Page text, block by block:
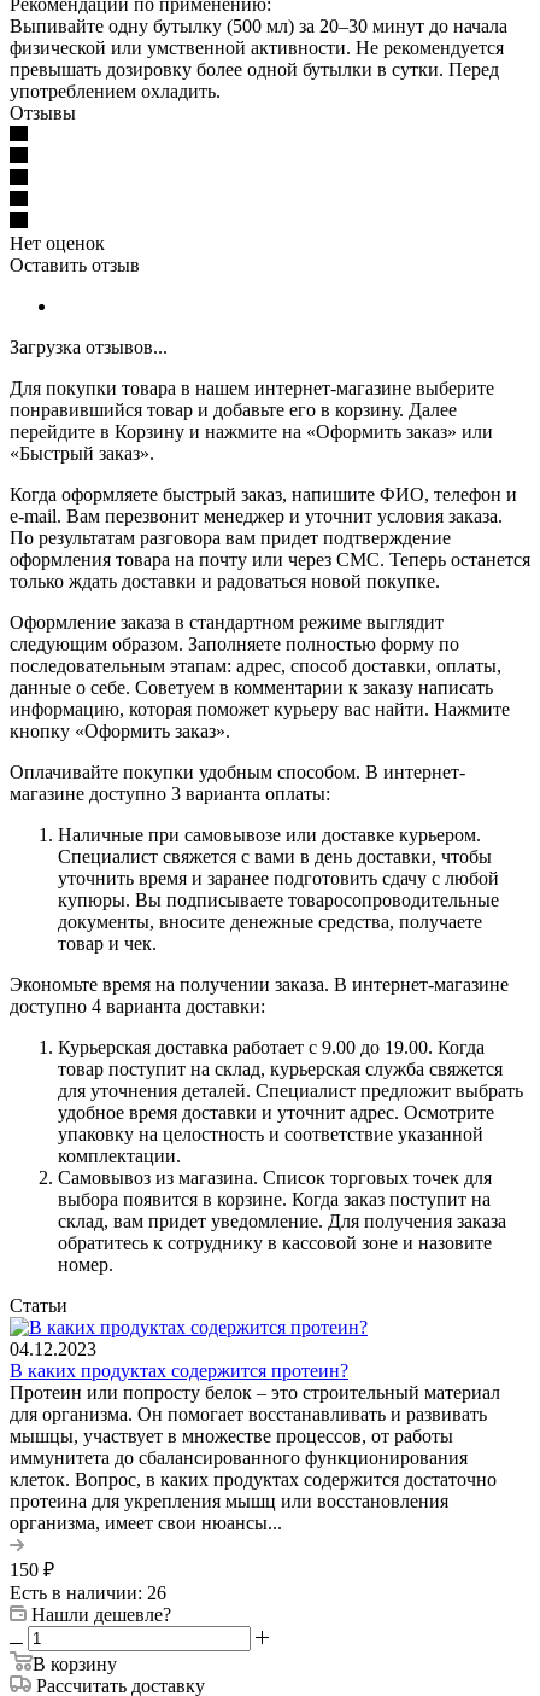
Выпивайте одну бутылку (500 мл) за 20–30 минут до начала
физической или умственной активности. Не рекомендуется
превышать дозировку более одной бутылки в сутки. Перед
употреблением охладить.
Отзывы
Нет оценок
Оставить отзыв
Загрузка отзывов...
Для покупки товара в нашем интернет-магазине выберите
понравившийся товар и добавьте его в корзину. Далее
перейдите в Корзину и нажмите на «Оформить заказ» или
«Быстрый заказ».
Когда оформляете быстрый заказ, напишите ФИО, телефон и
e-mail. Вам перезвонит менеджер и уточнит условия заказа.
По результатам разговора вам придет подтверждение
оформления товара на почту или через СМС. Теперь останется
только ждать доставки и радоваться новой покупке.
Оформление заказа в стандартном режиме выглядит
следующим образом. Заполняете полностью форму по
последовательным этапам: адрес, способ доставки, оплаты,
данные о себе. Советуем в комментарии к заказу написать
информацию, которая поможет курьеру вас найти. Нажмите
кнопку «Оформить заказ».
Оплачивайте покупки удобным способом. В интернет-
магазине доступно 3 варианта оплаты:
Наличные при самовывозе или доставке курьером.
Специалист свяжется с вами в день доставки, чтобы
уточнить время и заранее подготовить сдачу с любой
купюры. Вы подписываете товаросопроводительные
документы, вносите денежные средства, получаете
товар и чек.
Экономьте время на получении заказа. В интернет-магазине
доступно 4 варианта доставки:
Курьерская доставка работает с 9.00 до 19.00. Когда
товар поступит на склад, курьерская служба свяжется
для уточнения деталей. Специалист предложит выбрать
удобное время доставки и уточнит адрес. Осмотрите
упаковку на целостность и соответствие указанной
комплектации.
Самовывоз из магазина. Список торговых точек для
выбора появится в корзине. Когда заказ поступит на
склад, вам придет уведомление. Для получения заказа
обратитесь к сотруднику в кассовой зоне и назовите
номер.
Статьи
04.12.2023
В каких продуктах содержится протеин?
Протеин или попросту белок – это строительный материал
для организма. Он помогает восстанавливать и развивать
мышцы, участвует в множестве процессов, от работы
иммунитета до сбалансированного функционирования
клеток. Вопрос, в каких продуктах содержится достаточно
протеина для укрепления мышц или восстановления
организма, имеет свои нюансы...
150 ₽
Есть в наличии: 26
Нашли дешевле?
В корзину
Рассчитать доставку